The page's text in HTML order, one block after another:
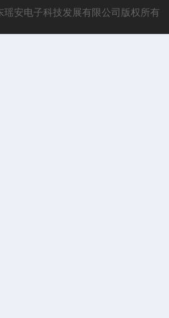
瑶安电子科技发展有限公司版权所有